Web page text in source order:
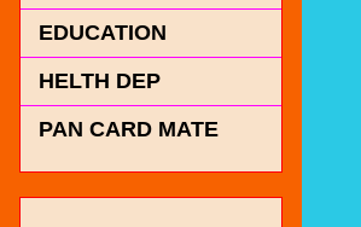
EDUCATION
HELTH DEP
PAN CARD MATE